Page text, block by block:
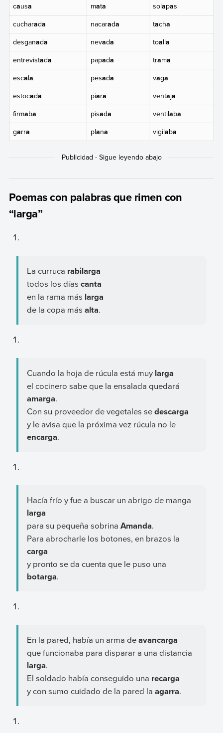
causa mata solapas
cucharada nacarada tacha
desganada nevada toalla
entrevistada papada trama
escala pesada vaga
estocada piara ventaja
firmaba pisada ventilaba
garra plana vigilaba
Poemas con palabras que rimen con
“larga”
La curruca rabilarga
todos los días canta
en la rama más larga
de la copa más alta.
Cuando la hoja de rúcula está muy larga
el cocinero sabe que la ensalada quedará
amarga.
Con su proveedor de vegetales sedescarga
y le avisa que la próxima vez rúcula no le
encarga.
Hacía frío y fue a buscar un abrigo de manga
larga
para su pequeña sobrina Amanda.
Para abrocharle los botones, en brazos la
carga
y pronto se da cuenta que le puso una
botarga.
En la pared, había un arma deavancarga
que funcionaba para disparar a una distancia
larga.
El soldado había conseguido una recarga
y con sumo cuidado de la pared la agarra.